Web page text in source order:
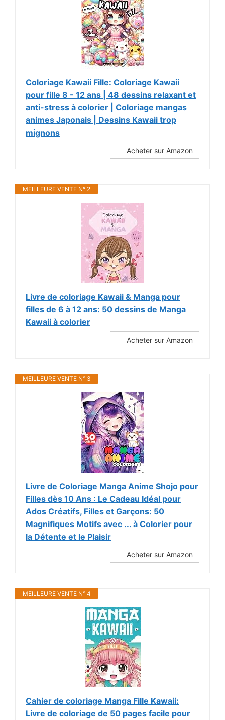
Coloriage Kawaii Fille: Coloriage Kawaii
pour fille 8 - 12 ans | 48 dessins relaxant et
anti-stress à colorier | Coloriage mangas
animes Japonais | Dessins Kawaii trop
mignons
Acheter sur Amazon
MEILLEURE VENTE N° 2
Livre de coloriage Kawaii & Manga pour
filles de 6 à 12 ans: 50 dessins de Manga
Kawaii à colorier
Acheter sur Amazon
MEILLEURE VENTE N° 3
Livre de Coloriage Manga Anime Shojo pour
Filles dès 10 Ans : Le Cadeau Idéal pour
Ados Créatifs, Filles et Garçons: 50
Magnifiques Motifs avec ... à Colorier pour
la Détente et le Plaisir
Acheter sur Amazon
MEILLEURE VENTE N° 4
Cahier de coloriage Manga Fille Kawaii:
Livre de coloriage de 50 pages facile pour